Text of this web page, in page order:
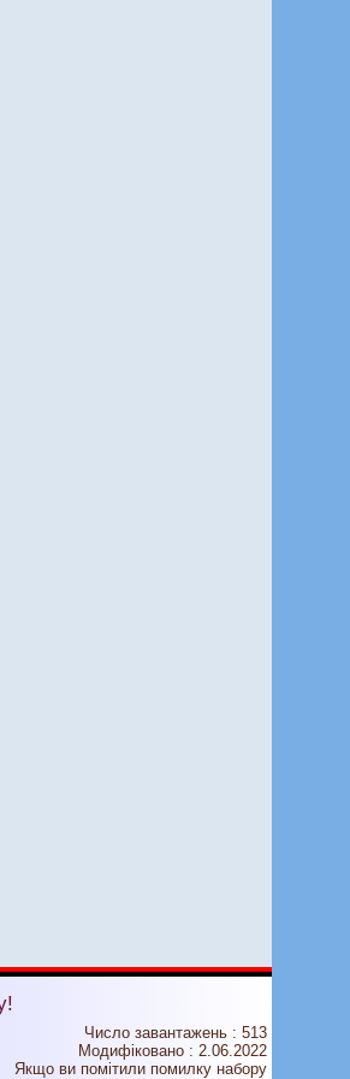
Число завантажень : 513
Модифіковано : 2.06.2022
Якщо ви помітили помилку набору